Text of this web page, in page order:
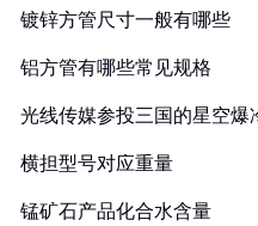
镀锌方管尺寸一般有哪些
铝方管有哪些常见规格
光线传媒参投三国的星空爆
横担型号对应重量
锰矿石产品化合水含量